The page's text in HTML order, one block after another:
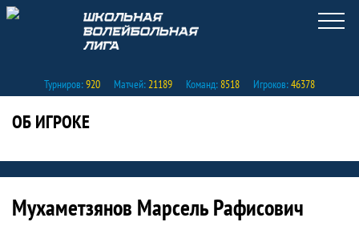
Турниров:920 Матчей:21189 Команд:8518 Игроков:46378
ОБ ИГРОКЕ
Статистика игрока Мухаметзянов
Мухаметзянов Марсель Рафисович